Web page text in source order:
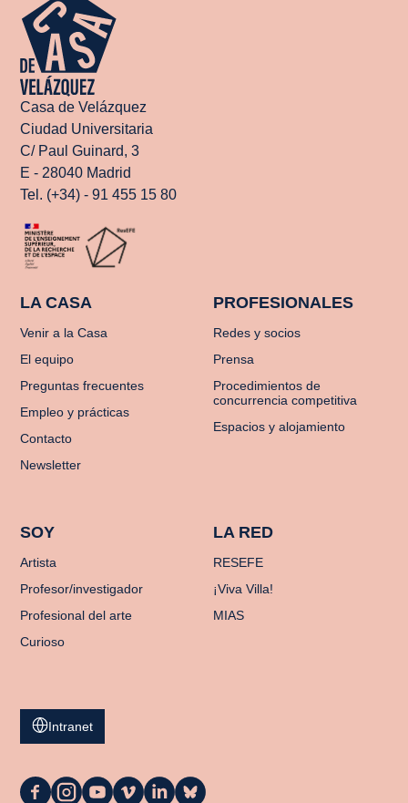
Casa de Velázquez
Ciudad Universitaria
C/ Paul Guinard, 3
E - 28040 Madrid
Tel. (+34) - 91 455 15 80
LA CASA
Venir a la Casa
El equipo
Preguntas frecuentes
Empleo y prácticas
Contacto
Newsletter
PROFESIONALES
Redes y socios
Prensa
Procedimientos de
concurrencia competitiva
Espacios y alojamiento
SOY
Artista
Profesor/investigador
Profesional del arte
Curioso
LA RED
RESEFE
¡Viva Villa!
MIAS
Intranet
La La La La La La